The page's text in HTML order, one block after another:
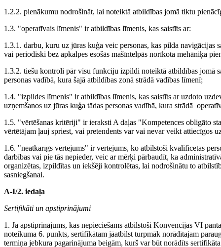
1.2.2. pienākumu nodrošināt, lai noteiktā atbildības jomā tiktu
1.3. "operatīvais līmenis" ir atbildības līmenis, kas saistīts ar:
1.3.1. darbu, kuru uz jūras kuģa veic personas, kas pilda navigācijas
vai periodiski bez apkalpes esošās mašīntelpās norīkota mehāniķa
1.3.2. tiešu kontroli pār visu funkciju izpildi noteiktā atbildības jomā
personas vadībā, kura šajā atbildības zonā strādā vadības līmenī;
1.4. "izpildes līmenis" ir atbildības līmenis, kas saistīts ar uzdoto
uzņemšanos uz jūras kuģa tādas personas vadībā, kura strādā
1.5. "vērtēšanas kritēriji" ir ieraksti A daļas "Kompetences obligāto
vērtētājam ļauj spriest, vai pretendents var vai nevar veikt attiecīgos
1.6. "neatkarīgs vērtējums" ir vērtējums, ko atbilstoši kvalificētas
darbības vai pie tās nepieder, veic ar mērķi pārbaudīt, ka
organizētas, izpildītas un iekšēji kontrolētas, lai nodrošinātu to
sasniegšanai.
A-I/2. iedaļa
Sertifikāti un apstiprinājumi
1. Ja apstiprinājums, kas nepieciešams atbilstoši Konvencijas VI
noteikuma 6. punkts, sertifikātam jāatbilst turpmāk norādītajam
termiņa jebkura pagarinājuma beigām, kurš var būt norādīts